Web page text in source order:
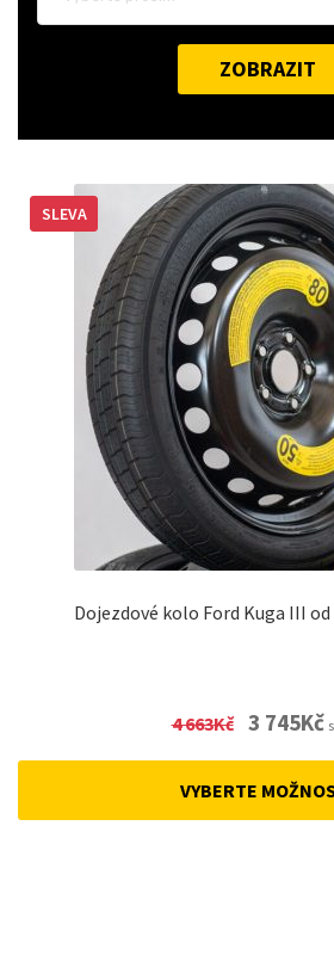
ZOBRAZIT
Dojezdové kolo Ford Kuga III od
SLEVA
4 663Kč Original
3 745Kč
VYBERTE